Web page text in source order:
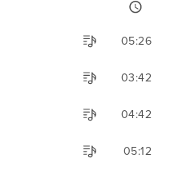
05:26
03:42
04:42
05:12